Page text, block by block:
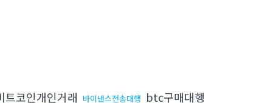
트코인개인거래 바이낸스전송대행 btc구매대행